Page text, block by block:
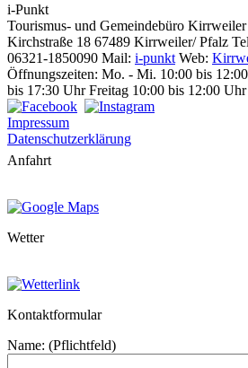
i-Punkt
Tourismus- und Gemeindebüro Kirrweiler
Kirchstraße 18 67489 Kirrweiler/ Pfalz
06321-1850090 Mail: i-punkt Web:
Öffnungszeiten: Mo. - Mi. 10:00 bis
bis 17:30 Uhr Freitag 10:00 bis 12:00 Uhr
Impressum
Datenschutzerklärung
Anfahrt
Wetter
Kontaktformular
Name: (Pflichtfeld)